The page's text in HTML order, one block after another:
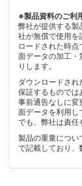
※製品資料のご利
弊社が提供する製
社が無償で使用を
ロードされた時
面データの加工・
りします。
ダウンロードさ
保証するものでは
事前通告なしに変
面データを利用し
でも、弊社は責任
製品の重量につい
で記載しており、